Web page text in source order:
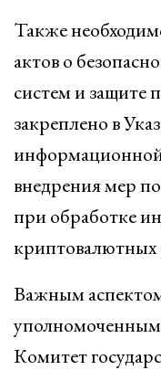
Также
актов о
систем и защите
закреплено в
информационной
внедрения мер
при обработке
криптовалютных
Важным аспектом
Комитет